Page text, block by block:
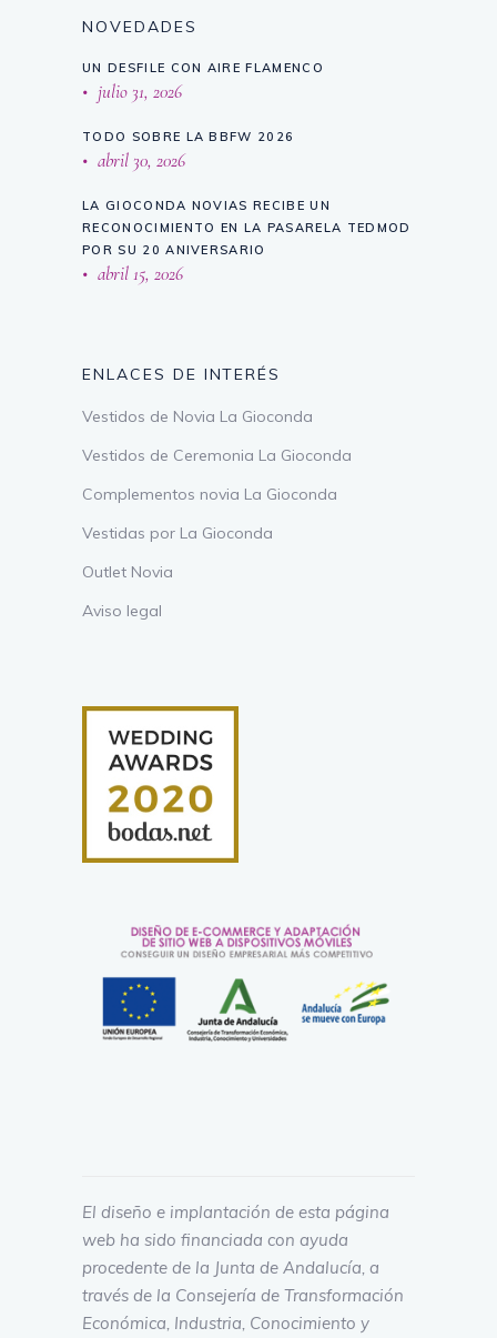
NOVEDADES
UN DESFILE CON AIRE FLAMENCO
julio 31, 2026
TODO SOBRE LA BBFW 2026
abril 30, 2026
LA GIOCONDA NOVIAS RECIBE UN
RECONOCIMIENTO EN LA PASARELA TEDMOD
POR SU 20 ANIVERSARIO
abril 15, 2026
ENLACES DE INTERÉS
Vestidos de Novia La Gioconda
Vestidos de Ceremonia La Gioconda
Complementos novia La Gioconda
Vestidas por La Gioconda
Outlet Novia
Aviso legal
El diseño e implantación de esta página
web ha sido financiada con ayuda
procedente de la Junta de Andalucía, a
través de la Consejería de Transformación
Económica, Industria, Conocimiento y